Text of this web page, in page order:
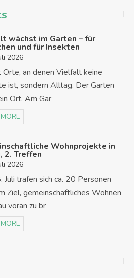
wächst im Garten – für
und für Insekten
2026
Orte, an denen Vielfalt keine
ist, sondern Alltag. Der Garten
Ort. Am Gar
Wohnprojekte in
2. Treffen
2026
Juli trafen sich ca. 20 Personen
Ziel, gemeinschaftliches Wohnen
voran zu br